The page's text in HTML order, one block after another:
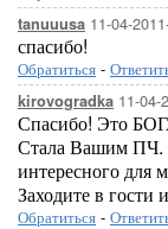
tanuuusa 11-04-
спасибо!
Обратиться -
kirovogradka 11-04-
Спасибо! Это
Стала Вашим ПЧ.
интересного для
Заходите в гости
Обратиться -